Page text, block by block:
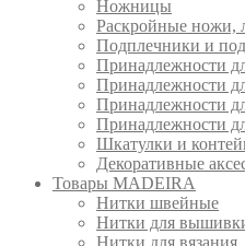
Ножницы
Раскройные ножи,
Подплечники и
Принадлежности
Принадлежности
Принадлежности
Принадлежности
Шкатулки и
Декоративные
Товары MADEIRA
Нитки швейные
Нитки для